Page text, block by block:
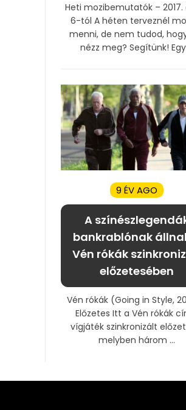
Heti mozibemutatók – 2017.
6-tól A héten terveznél
menni, de nem tudod,
nézz meg? Segítünk! Egy
9 ÉV AGO
A
bankrablónak
Vén rókák
előzetesében
Vén rókák (Going in Style,
Előzetes Itt a Vén rókák
vígjáték szinkronizált
melyben három ...